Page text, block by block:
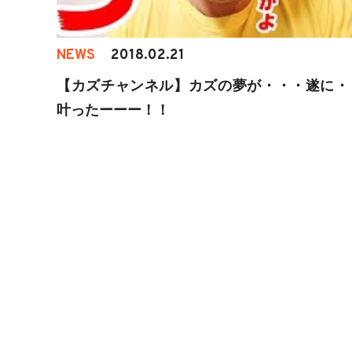
NEWS 2018.02.21
【カズチャンネル】カズの夢が・・・遂に
叶ったーーー！！